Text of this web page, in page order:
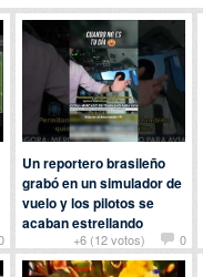
+6 (12 votos) 0
Un reportero brasileño
grabó en un simulador de
vuelo y los pilotos se
acaban estrellando
PorchuckbassenFails